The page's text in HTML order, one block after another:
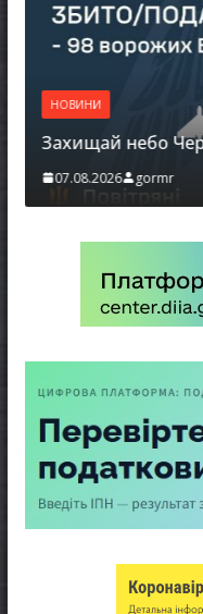
НОВИНИ
Захищай небо
07.08.2026 gormr